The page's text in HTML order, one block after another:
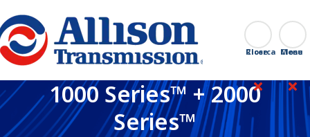
Go Home Ricerca
Close
1000 Series™ + 2000
Series™